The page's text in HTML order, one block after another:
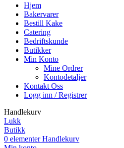
Hjem
Bakervarer
Bestill Kake
Catering
Bedriftskunde
Butikker
Min Konto
Mine Ordrer
Kontodetaljer
Kontakt Oss
Logg inn / Registrer
Handlekurv
Lukk
Butikk
0 elementer Handlekurv